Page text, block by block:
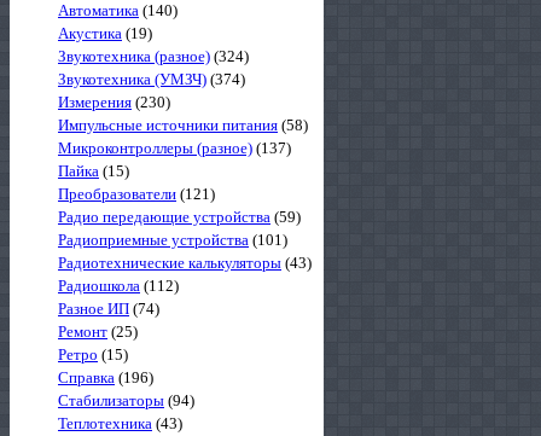
Автоматика (140)
Акустика (19)
Звукотехника (разное) (324)
Звукотехника (УМЗЧ) (374)
Измерения (230)
Импульсные источники питания (58)
Микроконтроллеры (разное) (137)
Пайка (15)
Преобразователи (121)
Радио передающие устройства (59)
Радиоприемные устройства (101)
Радиотехнические калькуляторы (43)
Радиошкола (112)
Разное ИП (74)
Ремонт (25)
Ретро (15)
Справка (196)
Стабилизаторы (94)
Теплотехника (43)